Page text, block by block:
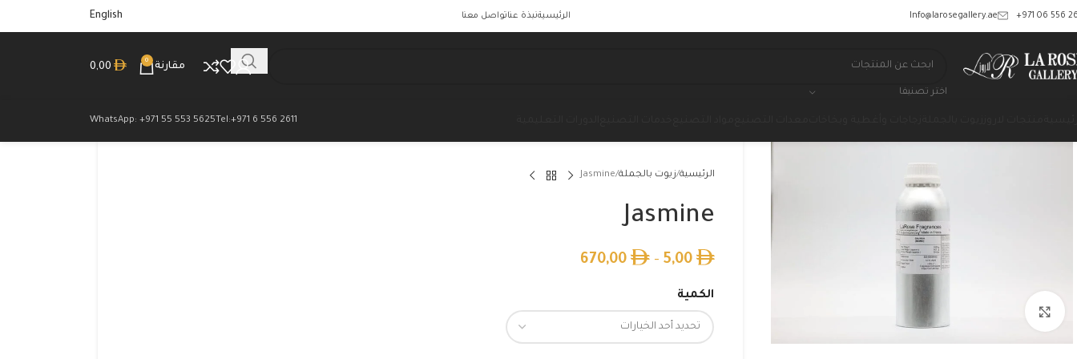
‎+971 06 556
Info@larosegallery.ae الرئيسيةنبذة عناتواصل معنا English
اختر تصنيفا
مقارنة
0
0,00
Tel:+971 6 556 2611
WhatsApp: +971 55 553 5625
الرئيسية زيوت بالجملة Jasmine
Jasmine
5,00
–
670,00
الكمية